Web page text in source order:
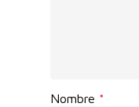
Nombre *